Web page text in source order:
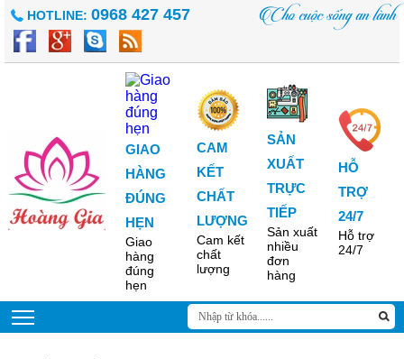
HOTLINE: 0968 427 457 Cho cuộc sống an lành
GIAO
HÀNG
ĐÚNG
HẸN
Giao
hàng
đúng
hẹn
CAM
KẾT
CHẤT
LƯỢNG
Cam kết
chất
lượng
SẢN
XUẤT
TRỰC
TIẾP
Sản xuất
nhiều
đơn
hàng
HỖ
TRỢ
24/7
Hỗ trợ
24/7